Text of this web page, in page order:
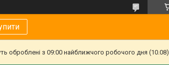
оброблені з 09:00 найближчого робочого дня (10.08).